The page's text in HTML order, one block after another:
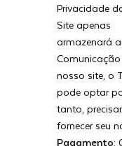
Privacidade
Site apenas
armazenará
nosso site, o
pode optar
tanto,
fornecer seu
Pagamento: